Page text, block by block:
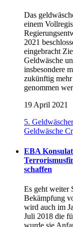
Das
einem
2021
eingebracht
Geldwäsche
insbesondere
zukünftig
genommen
19 April 2021
5.
Geldwäsche
EBA
schaffen
Es geht weiter
Bekämpfung
wird auch im
Juli 2018 die
wurde sie